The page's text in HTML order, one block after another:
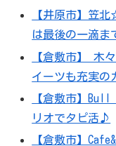
【井原市】笠
は最後の一滴ま
【倉敷市】 木
イーツも充実の
【倉敷市】
リオでタピ活♪
【倉敷市】